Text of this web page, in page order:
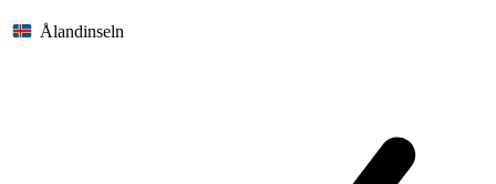
Ålandinseln